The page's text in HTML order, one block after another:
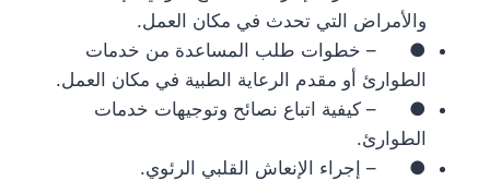
والأمراض التي تحدث في مكان العمل.
● – خطوات طلب المساعدة من خدمات
الطوارئ أو مقدم الرعاية الطبية في مكان العمل.
● – كيفية اتباع نصائح وتوجيهات خدمات
الطوارئ.
● – إجراء الإنعاش القلبي الرئوي.